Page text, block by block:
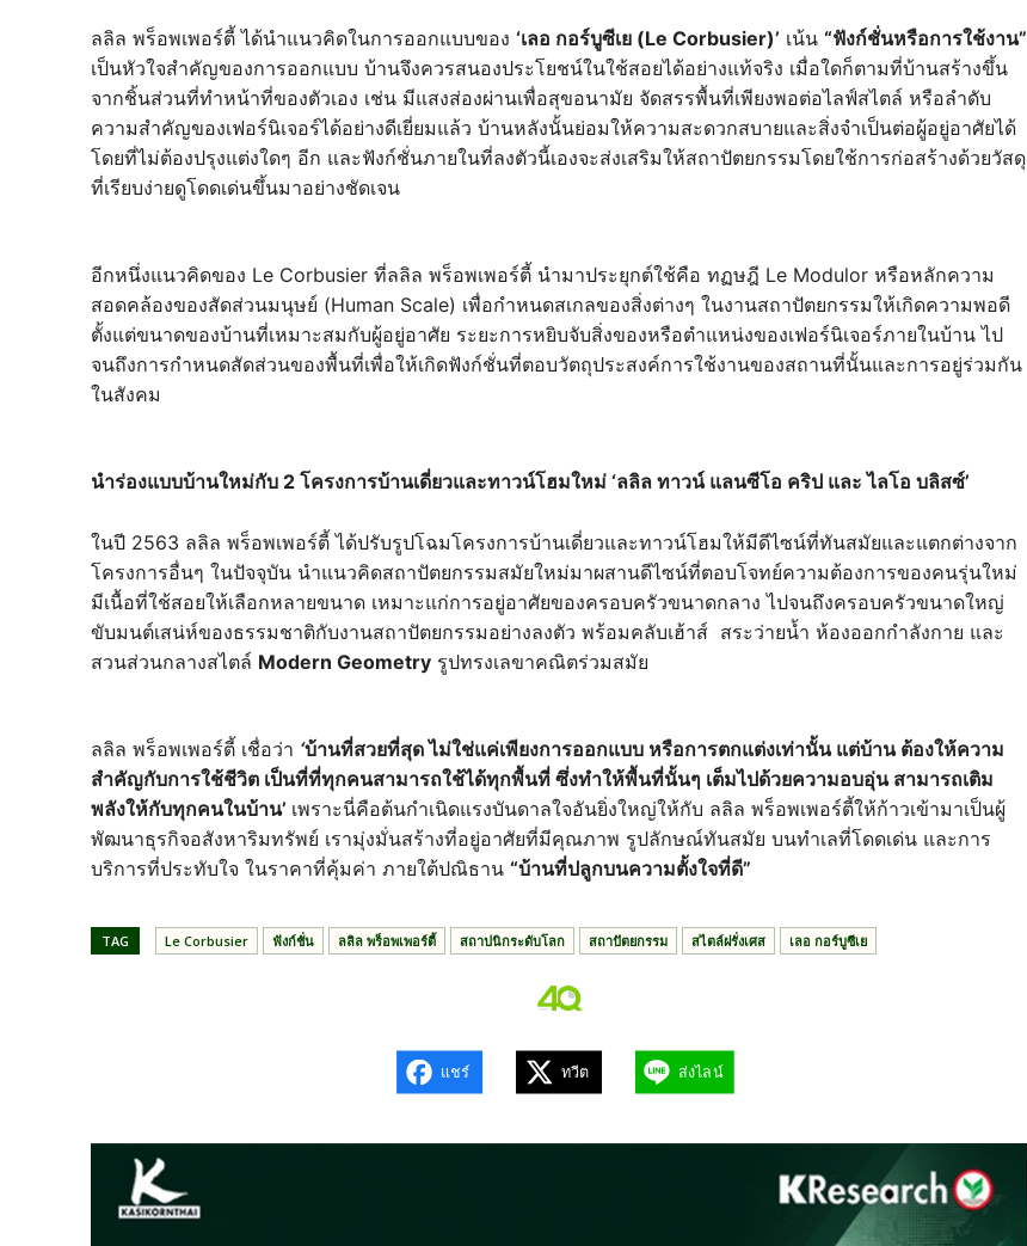
ลลิล พร็อพเพอร์ตี้ ได้นำแนวคิดในการออกแบบของ ‘เลอ กอร์บูซีเย (Le Corbusier)’ เน้น “ฟังก์ชั่นหรือการใช้งาน”
เป็นหัวใจสำคัญของการออกแบบ บ้านจึงควรสนองประโยชน์ในใช้สอยได้อย่างแท้จริง เมื่อใดก็ตามที่บ้านสร้างขึ้น
จากชิ้นส่วนที่ทำหน้าที่ของตัวเอง เช่น มีแสงส่องผ่านเพื่อสุขอนามัย จัดสรรพื้นที่เพียงพอต่อไลฟ์สไตล์ หรือลำดับ
ความสำคัญของเฟอร์นิเจอร์ได้อย่างดีเยี่ยมแล้ว บ้านหลังนั้นย่อมให้ความสะดวกสบายและสิ่งจำเป็นต่อผู้อยู่อาศัยได้
โดยที่ไม่ต้องปรุงแต่งใดๆ อีก และฟังก์ชั่นภายในที่ลงตัวนี้เองจะส่งเสริมให้สถาปัตยกรรมโดยใช้การก่อสร้างด้วยวัสดุ
ที่เรียบง่ายดูโดดเด่นขึ้นมาอย่างชัดเจน
อีกหนึ่งแนวคิดของ Le Corbusier ที่ลลิล พร็อพเพอร์ตี้ นำมาประยุกต์ใช้คือ ทฏษฎี Le Modulor หรือหลักความ
สอดคล้องของสัดส่วนมนุษย์ (Human Scale) เพื่อกำหนดสเกลของสิ่งต่างๆ ในงานสถาปัตยกรรมให้เกิดความพอดี
ตั้งแต่ขนาดของบ้านที่เหมาะสมกับผู้อยู่อาศัย ระยะการหยิบจับสิ่งของหรือตำแหน่งของเฟอร์นิเจอร์ภายในบ้าน ไป
จนถึงการกำหนดสัดส่วนของพื้นที่เพื่อให้เกิดฟังก์ชั่นที่ตอบวัตถุประสงค์การใช้งานของสถานที่นั้นและการอยู่ร่วมกัน
ในสังคม
นำร่องแบบบ้านใหม่กับ 2 โครงการบ้านเดี่ยวและทาวน์โฮมใหม่ ‘ลลิล ทาวน์ แลนซีโอ คริป และ ไลโอ บลิสซ์’
ในปี 2563 ลลิล พร็อพเพอร์ตี้ ได้ปรับรูปโฉมโครงการบ้านเดี่ยวและทาวน์โฮมให้มีดีไซน์ที่ทันสมัยและแตกต่างจาก
โครงการอื่นๆ ในปัจจุบัน นำแนวคิดสถาปัตยกรรมสมัยใหม่มาผสานดีไซน์ที่ตอบโจทย์ความต้องการของคนรุ่นใหม่
มีเนื้อที่ใช้สอยให้เลือกหลายขนาด เหมาะแก่การอยู่อาศัยของครอบครัวขนาดกลาง ไปจนถึงครอบครัวขนาดใหญ่
ขับมนต์เสน่ห์ของธรรมชาติกับงานสถาปัตยกรรมอย่างลงตัว พร้อมคลับเฮ้าส์ สระว่ายน้ำ ห้องออกกำลังกาย และ
สวนส่วนกลางสไตล์ Modern Geometry รูปทรงเลขาคณิตร่วมสมัย
ลลิล พร็อพเพอร์ตี้ เชื่อว่า ‘บ้านที่สวยที่สุด ไม่ใช่แค่เพียงการออกแบบ หรือการตกแต่งเท่านั้น แต่บ้าน ต้องให้ความ
สำคัญกับการใช้ชีวิต เป็นที่ที่ทุกคนสามารถใช้ได้ทุกพื้นที่ ซึ่งทำให้พื้นที่นั้นๆ เต็มไปด้วยความอบอุ่น สามารถเติม
พลังให้กับทุกคนในบ้าน’ เพราะนี่คือต้นกำเนิดแรงบันดาลใจอันยิ่งใหญ่ให้กับ ลลิล พร็อพเพอร์ตี้ให้ก้าวเข้ามาเป็นผู้
พัฒนาธุรกิจอสังหาริมทรัพย์ เรามุ่งมั่นสร้างที่อยู่อาศัยที่มีคุณภาพ รูปลักษณ์ทันสมัย บนทำเลที่โดดเด่น และการ
บริการที่ประทับใจ ในราคาที่คุ้มค่า ภายใต้ปณิธาน “บ้านที่ปลูกบนความตั้งใจที่ดี”
TAG Le Corbusier ฟังก์ชั่น ลลิล พร็อพเพอร์ตี้ สถาปนิกระดับโลก สถาปัตยกรรม สไตล์ฝรั่งเศส เลอ กอร์บูซีเย
แชร์ ทวีต ส่งไลน์